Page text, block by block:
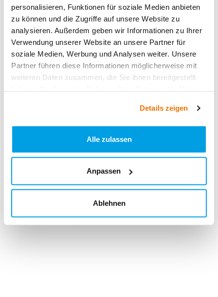
personalisieren, Funktionen für soziale Medien anbieten
zu können und die Zugriffe auf unsere Website zu
analysieren. Außerdem geben wir Informationen zu Ihrer
Verwendung unserer Website an unsere Partner für
soziale Medien, Werbung und Analysen weiter. Unsere
Partner führen diese Informationen möglicherweise mit
weiteren Daten zusammen, die Sie ihnen bereitgestellt
Details zeigen
Alle zulassen
Anpassen
Ablehnen